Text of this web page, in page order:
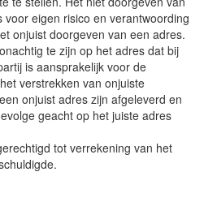
eigen risico en verantwoording
onjuist doorgeven van een adres.
te zijn op het adres dat bij
is aansprakelijk voor de
verstrekken van onjuiste
onjuist adres zijn afgeleverd en
geacht op het juiste adres
tot verrekening van het